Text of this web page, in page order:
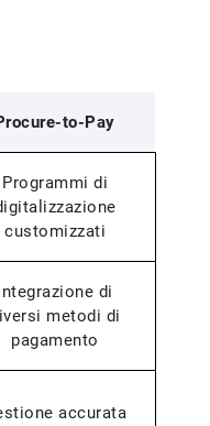
to-Pay
Programmi di
customizzati
di
metodi di
pagamento
accurata